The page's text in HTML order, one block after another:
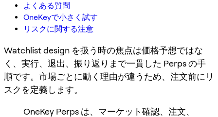
よくある質問
OneKeyで小さく試す
リスクに関する注意
Watchlist design を扱う時の焦点は価格予想ではな
く、実行、退出、振り返りまで一貫した Perps の手
順です。市場ごとに動く理由が違うため、注文前にリ
スクを定義します。
OneKey Perps は、マーケット確認、注文、